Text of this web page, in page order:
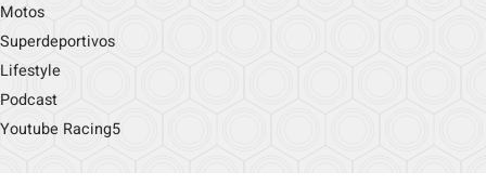
Motos
Superdeportivos
Lifestyle
Podcast
Youtube Racing5